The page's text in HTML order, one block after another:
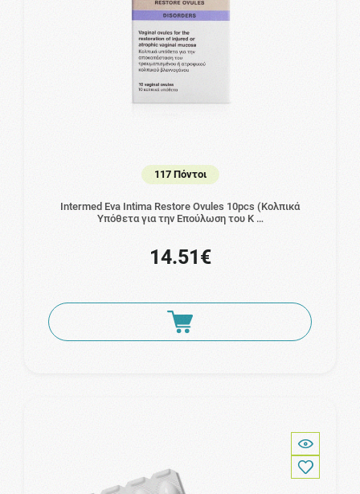
117 Πόντοι
Intermed Eva Intima Restore Ovules 10pcs (Κολπικά
Υπόθετα για την Επούλωση του Κ …
14.51€